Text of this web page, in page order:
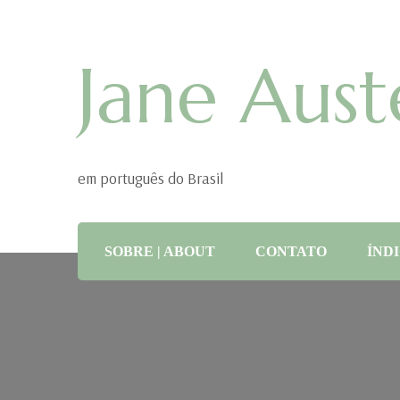
Jane
em português do Brasil
SOBRE | ABOUT CONTATO